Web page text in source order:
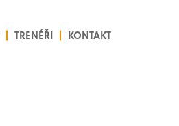
TRENÉŘI KONTAKT